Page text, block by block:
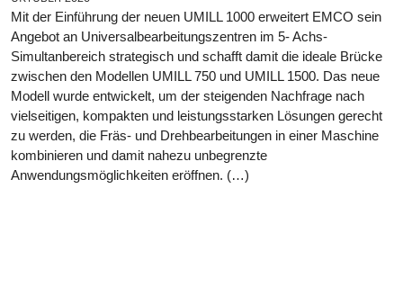
Mit der Einführung der neuen UMILL 1000 erweitert EMCO sein
Angebot an Universalbearbeitungszentren im 5- Achs-
Simultanbereich strategisch und schafft damit die ideale Brücke
zwischen den Modellen UMILL 750 und UMILL 1500. Das neue
Modell wurde entwickelt, um der steigenden Nachfrage nach
vielseitigen, kompakten und leistungsstarken Lösungen gerecht
zu werden, die Fräs- und Drehbearbeitungen in einer Maschine
kombinieren und damit nahezu unbegrenzte
Anwendungsmöglichkeiten eröffnen. (…)